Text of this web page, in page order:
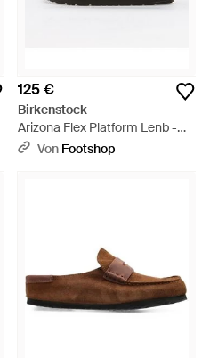
125 €
Birkenstock
Arizona Flex Platform Lenb -
Braun
Von Footshop